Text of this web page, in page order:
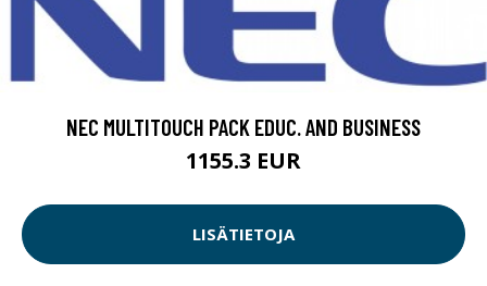
NEC MULTITOUCH PACK EDUC. AND BUSINESS
1155.3 EUR
LISÄTIETOJA